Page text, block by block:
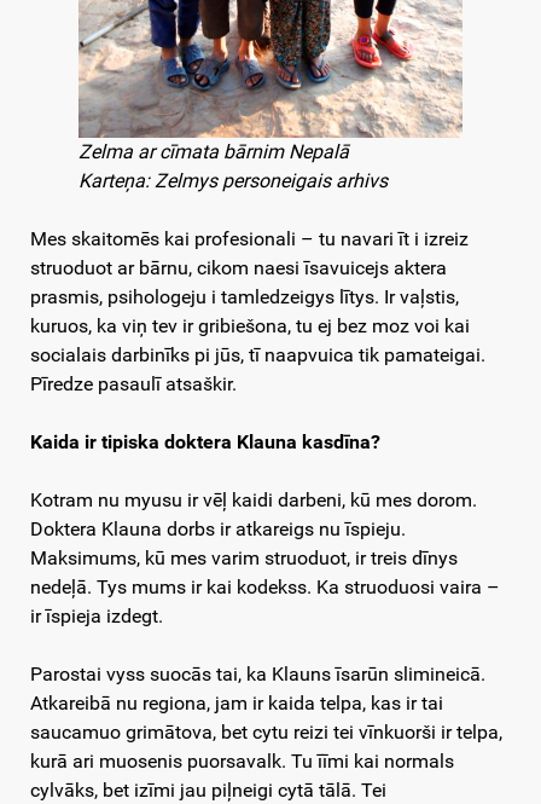
Zelma ar cīmata bārnim Nepalā
Karteņa: Zelmys personeigais arhivs
Mes skaitomēs kai profesionali – tu navari īt i izreiz
struoduot ar bārnu, cikom naesi īsavuicejs aktera
prasmis, psihologeju i tamledzeigys lītys. Ir vaļstis,
kuruos, ka viņ tev ir gribiešona, tu ej bez moz voi kai
socialais darbinīks pi jūs, tī naapvuica tik pamateigai.
Pīredze pasaulī atsaškir.
Kaida ir tipiska doktera Klauna kasdīna?
Kotram nu myusu ir vēļ kaidi darbeni, kū mes dorom.
Doktera Klauna dorbs ir atkareigs nu īspieju.
Maksimums, kū mes varim struoduot, ir treis dīnys
nedeļā. Tys mums ir kai kodekss. Ka struoduosi vaira –
ir īspieja izdegt.
Parostai vyss suocās tai, ka Klauns īsarūn slimineicā.
Atkareibā nu regiona, jam ir kaida telpa, kas ir tai
saucamuo grimātova, bet cytu reizi tei vīnkuorši ir telpa,
kurā ari muosenis puorsavalk. Tu īīmi kai normals
cylvāks, bet izīmi jau piļneigi cytā tālā. Tei